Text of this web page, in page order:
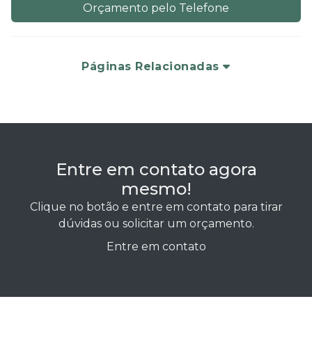
Orçamento pelo Telefone
Páginas Relacionadas
Entre em contato agora
mesmo!
Clique no botão e entre em contato para tirar
dúvidas ou solicitar um orçamento.
Entre em contato